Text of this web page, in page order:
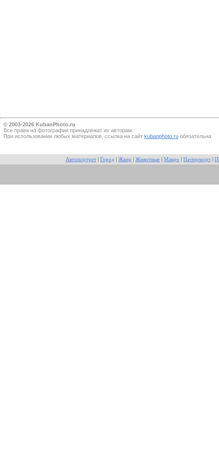
© 2003-2026 KubanPhoto.ru
Все прaва на фотографии принадлежат их авторам.
При использовании любых материалов, ссылка на сайт kubanphoto.ru обязательна.
Автопортрет Город Жанр Животные Макро Натюрморт